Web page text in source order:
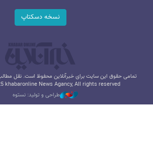
نسخه دسکتاپ
تمامی حقوق این سایت برای خبرآنلاین محفوظ است. نقل مطالب
khabaronline News Agancy, All rights reserved
طراحی و تولید: نستوه